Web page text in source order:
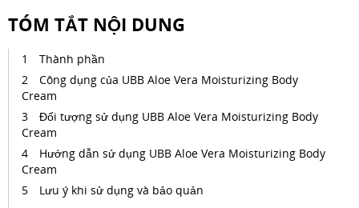
TÓM TẮT NỘI DUNG
Thành phần
Công dụng của UBB Aloe Vera Moisturizing Body
Cream
Đối tượng sử dụng UBB Aloe Vera Moisturizing Body
Cream
Hướng dẫn sử dụng UBB Aloe Vera Moisturizing Body
Cream
Lưu ý khi sử dụng và bảo quản